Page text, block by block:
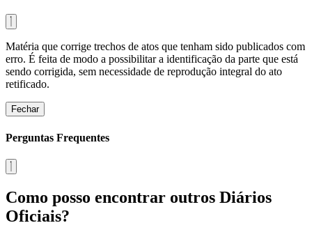
Matéria que corrige trechos de atos que tenham sido publicados com
erro. É feita de modo a possibilitar a identificação da parte que está
sendo corrigida, sem necessidade de reprodução integral do ato
retificado.
Fechar
Perguntas Frequentes
Como posso encontrar outros Diários
Oficiais?